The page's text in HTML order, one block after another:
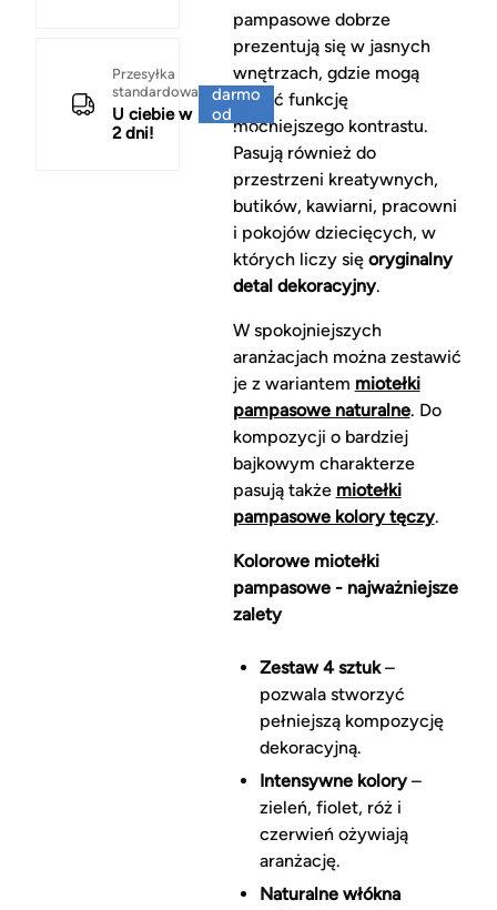
Przesyłka
standardowa
U ciebie w
2 dni!
darmo
od
150 zł
pampasowe dobrze
prezentują się w jasnych
wnętrzach, gdzie mogą
pełnić funkcję
mocniejszego kontrastu.
Pasują również do
przestrzeni kreatywnych,
butików, kawiarni, pracowni
i pokojów dziecięcych, w
których liczy się oryginalny
detal dekoracyjny.
W spokojniejszych
aranżacjach można zestawić
je z wariantem miotełki
pampasowe naturalne. Do
kompozycji o bardziej
bajkowym charakterze
pasują także miotełki
pampasowe kolory tęczy.
Kolorowe miotełki
pampasowe - najważniejsze
zalety
Zestaw 4 sztuk–
pozwala stworzyć
pełniejszą kompozycję
dekoracyjną.
Intensywne kolory–
zieleń, fiolet, róż i
czerwień ożywiają
aranżację.
Naturalne włókna